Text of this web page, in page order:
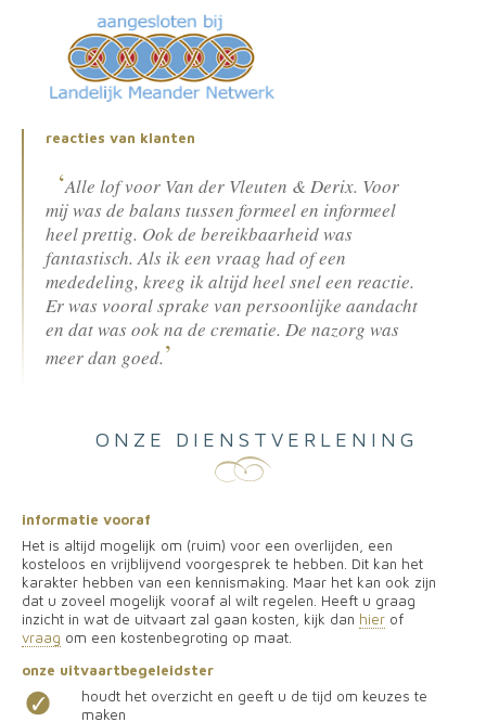
reacties van klanten
Alle lof voor Van der Vleuten & Derix. Voor
mij was de balans tussen formeel en informeel
heel prettig. Ook de bereikbaarheid was
fantastisch. Als ik een vraag had of een
mededeling, kreeg ik altijd heel snel een reactie.
Er was vooral sprake van persoonlijke aandacht
en dat was ook na de crematie. De nazorg was
meer dan goed.
ONZE DIENSTVERLENING
informatie vooraf
Het is altijd mogelijk om (ruim) voor een overlijden, een
kosteloos en vrijblijvend voorgesprek te hebben. Dit kan het
karakter hebben van een kennismaking. Maar het kan ook zijn
dat u zoveel mogelijk vooraf al wilt regelen. Heeft u graag
inzicht in wat de uitvaart zal gaan kosten, kijk dan hier of
vraag om een ​​kostenbegroting op maat.
onze uitvaartbegeleidster
houdt het overzicht en geeft u de tijd om keuzes te
maken